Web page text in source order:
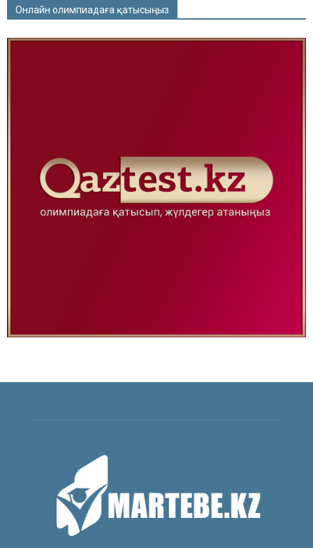
Онлайн олимпиадаға қатысыңыз